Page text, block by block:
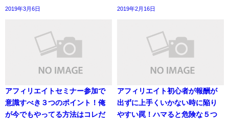
2019年3月6日 2019年2月16日
アフィリエイトセミナー参加で
意識すべき３つのポイント！俺
が今でもやってる方法はコレだ
アフィリエイト初心者が報酬が
出ずに上手くいかない時に陥り
やすい罠！ハマると危険な５つ